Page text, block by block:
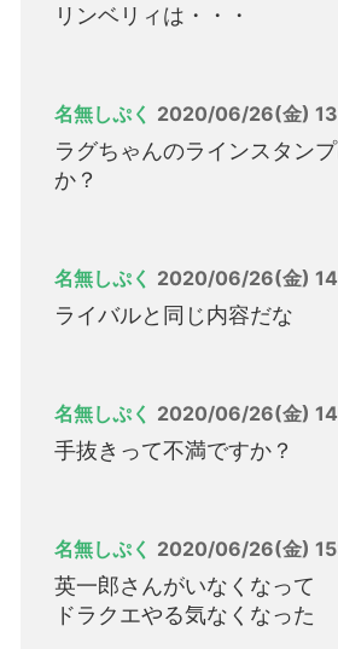
リンベリィは・・・
名無しぷく 2020/06/26(金)
ラグちゃんのラインスタン
か？
名無しぷく 2020/06/26(金)
ライバルと同じ内容だな
名無しぷく 2020/06/26(金)
手抜きって不満ですか？
名無しぷく 2020/06/26(金)
英一郎さんがいなくなって
ドラクエやる気なくなった